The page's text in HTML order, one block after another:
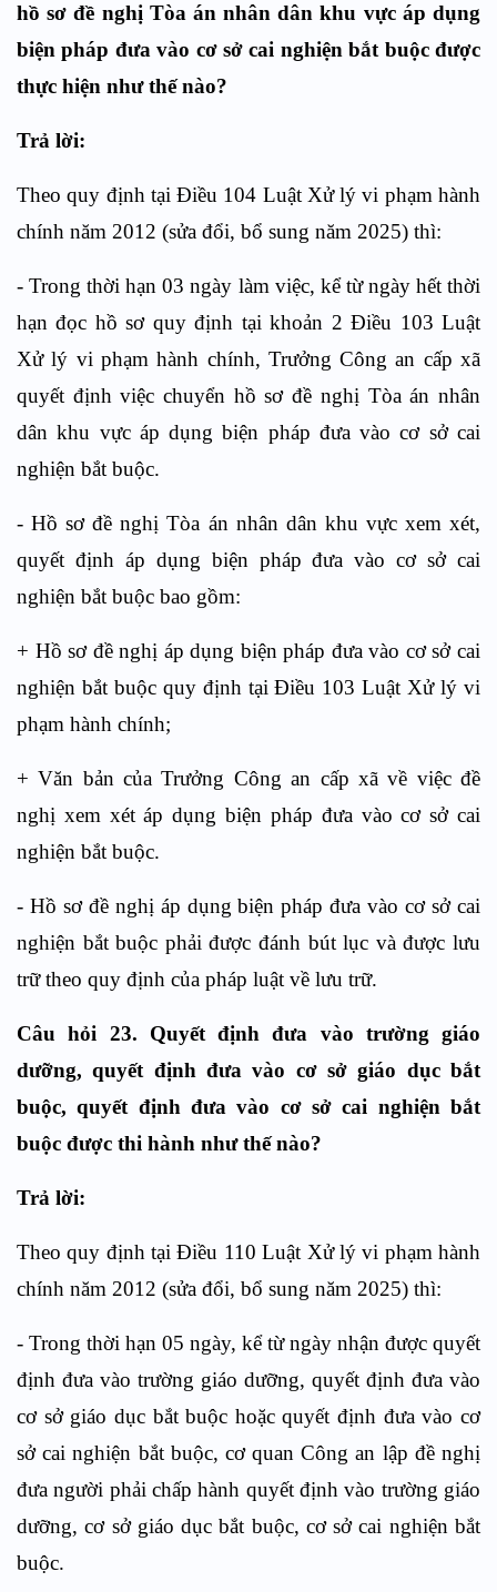
hồ sơ đề nghị Tòa án nhân dân khu vực áp dụng
biện pháp đưa vào cơ sở cai nghiện bắt buộc được
thực hiện như thế nào?
Trả lời:
Theo quy định tại Điều 104 Luật Xử lý vi phạm hành
chính năm 2012 (sửa đổi, bổ sung năm 2025) thì:
- Trong thời hạn 03 ngày làm việc, kể từ ngày hết thời
hạn đọc hồ sơ quy định tạikhoản 2 Điều 103Luật
Xử lý vi phạm hành chính, Trưởng Công an cấp xã
quyết định việc chuyển hồ sơ đề nghị Tòa án nhân
dân khu vực áp dụng biện pháp đưa vào cơ sở cai
nghiện bắt buộc.
- Hồ sơ đề nghị Tòa án nhân dân khu vực xem xét,
quyết định áp dụng biện pháp đưa vào cơ sở cai
nghiện bắt buộc bao gồm:
+ Hồ sơ đề nghị áp dụng biện pháp đưa vào cơ sở cai
nghiện bắt buộc quy định tạiĐiều 103Luật Xử lý vi
phạm hành chính;
+ Văn bản của Trưởng Công an cấp xã về việc đề
nghị xem xét áp dụng biện pháp đưa vào cơ sở cai
nghiện bắt buộc.
- Hồ sơ đề nghị áp dụng biện pháp đưa vào cơ sở cai
nghiện bắt buộc phải được đánh bút lục và được lưu
trữ theo quy định của pháp luật về lưu trữ.
Câu hỏi 23. Quyết định đưa vào trường giáo
dưỡng, quyết định đưa vào cơ sở giáo dục bắt
buộc, quyết định đưa vào cơ sở cai nghiện bắt
buộc được thi hành như thế nào?
Trả lời:
Theo quy định tại Điều 110 Luật Xử lý vi phạm hành
chính năm 2012 (sửa đổi, bổ sung năm 2025) thì:
- Trong thời hạn 05 ngày, kể từ ngày nhận được quyết
định đưa vào trường giáo dưỡng, quyết định đưa vào
cơ sở giáo dục bắt buộc hoặc quyết định đưa vào cơ
sở cai nghiện bắt buộc, cơ quan Công an lập đề nghị
đưa người phải chấp hành quyết định vào trường giáo
dưỡng, cơ sở giáo dục bắt buộc, cơ sở cai nghiện bắt
buộc.